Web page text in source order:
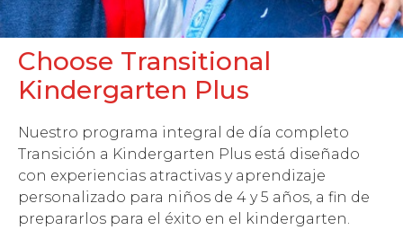
Choose Transitional
Kindergarten Plus
Nuestro programa integral de día completo
Transición a Kindergarten Plus está diseñado
con experiencias atractivas y aprendizaje
personalizado para niños de 4 y 5 años, a fin de
prepararlos para el éxito en el kindergarten.